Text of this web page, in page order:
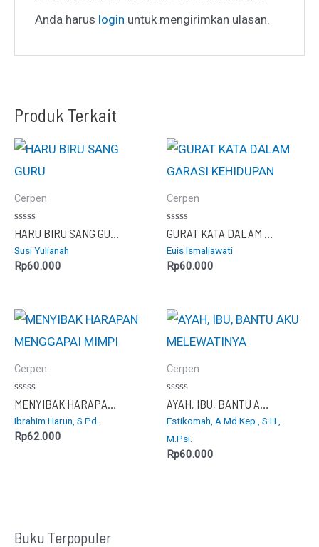
Anda harus login untuk mengirimkan ulasan.
Produk Terkait
Cerpen
Dinilai
0
dari
5
Susi Yulianah
Rp60.000
Cerpen
Dinilai
0
dari
5
Euis Ismaliawati
Rp60.000
Cerpen
Dinilai
0
dari
5
Ibrahim Harun, S.Pd.
Rp62.000
Cerpen
Dinilai
0
dari
Estikomah, A.Md.Kep., S.H.,
M.Psi.
Rp60.000
Buku Terpopuler